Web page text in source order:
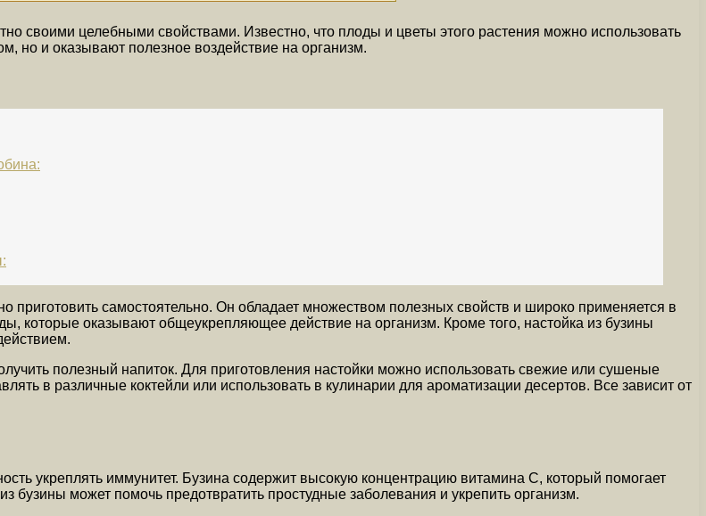
своими целебными свойствами. Известно, что плоды и цветы этого растения можно использовать
но и оказывают полезное воздействие на организм.
самостоятельно. Он обладает множеством полезных свойств и широко применяется в
оказывают общеукрепляющее действие на организм. Кроме того, настойка из бузины
полезный напиток. Для приготовления настойки можно использовать свежие или сушеные
в различные коктейли или использовать в кулинарии для ароматизации десертов. Все зависит от
укреплять иммунитет. Бузина содержит высокую концентрацию витамина С, который помогает
бузины может помочь предотвратить простудные заболевания и укрепить организм.